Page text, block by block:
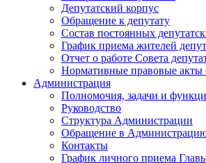
Депутатский корпус
Обращение к депутату
Состав постоянных
График приема жителей
Отчет о работе Совета
Нормативные правовые акты
Администрация
Полномочия, задачи и
Руководство
Структура Администрации
Обращение в
Контакты
График личного приема